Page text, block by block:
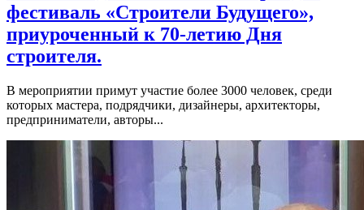
фестиваль «Строители Будущего»,
приуроченный к 70-летию Дня
строителя.
В мероприятии примут участие более 3000 человек, среди
которых мастера, подрядчики, дизайнеры, архитекторы,
предприниматели, авторы...